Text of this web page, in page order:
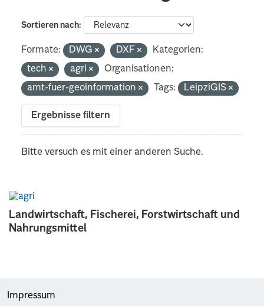
Landwirtschaft, Fischerei, Forstwirtschaft und
Nahrungsmittel
Sortieren nach
Formate: DWG DXF
Kategorien:
tech
agri
Organisationen:
amt-fuer-geoinformation
Tags: LeipziGIS
Ergebnisse filtern
Bitte versuch es mit einer anderen Suche.
Impressum